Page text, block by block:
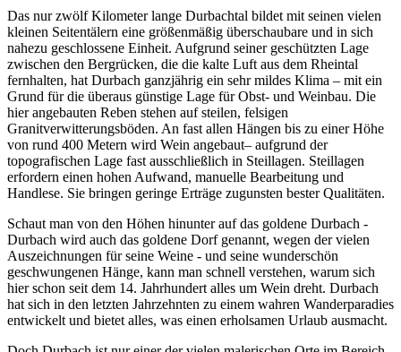
Das nur zwölf Kilometer lange Durbachtal bildet mit seinen vielen
kleinen Seitentälern eine größenmäßig überschaubare und in sich
nahezu geschlossene Einheit. Aufgrund seiner geschützten Lage
zwischen den Bergrücken, die die kalte Luft aus dem Rheintal
fernhalten, hat Durbach ganzjährig ein sehr mildes Klima – mit ein
Grund für die überaus günstige Lage für Obst- und Weinbau. Die
hier angebauten Reben stehen auf steilen, felsigen
Granitverwitterungsböden. An fast allen Hängen bis zu einer Höhe
von rund 400 Metern wird Wein angebaut– aufgrund der
topografischen Lage fast ausschließlich in Steillagen. Steillagen
erfordern einen hohen Aufwand, manuelle Bearbeitung und
Handlese. Sie bringen geringe Erträge zugunsten bester Qualitäten.
Schaut man von den Höhen hinunter auf das goldene Durbach -
Durbach wird auch das goldene Dorf genannt, wegen der vielen
Auszeichnungen für seine Weine - und seine wunderschön
geschwungenen Hänge, kann man schnell verstehen, warum sich
hier schon seit dem 14. Jahrhundert alles um Wein dreht. Durbach
hat sich in den letzten Jahrzehnten zu einem wahren Wanderparadies
entwickelt und bietet alles, was einen erholsamen Urlaub ausmacht.